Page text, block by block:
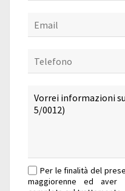
Per le finalità del
maggiorenne ed aver